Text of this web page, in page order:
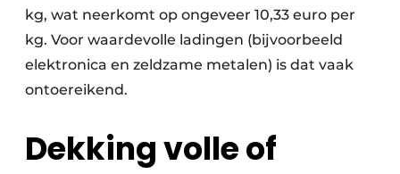
kg, wat neerkomt op ongeveer 10,33 euro per
kg. Voor waardevolle ladingen (bijvoorbeeld
elektronica en zeldzame metalen) is dat vaak
ontoereikend.
Dekking volle of